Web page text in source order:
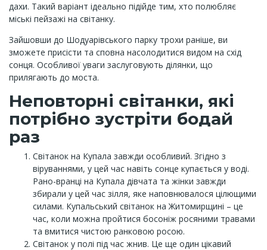
дахи. Такий варіант ідеально підійде тим, хто полюбляє
міські пейзажі на світанку.
Зайшовши до Шодуарівського парку трохи раніше, ви
зможете присісти та сповна насолодитися видом на схід
сонця. Особливої уваги заслуговують ділянки, що
прилягають до моста.
Неповторні світанки, які
потрібно зустріти бодай
раз
Світанок на Купала завжди особливий. Згідно з
віруваннями, у цей час навіть сонце купається у воді.
Рано-вранці на Купала дівчата та жінки завжди
збирали у цей час зілля, яке наповнювалося цілющими
силами. Купальський світанок на Житомирщині – це
час, коли можна пройтися босоніж росяними травами
та вмитися чистою ранковою росою.
Світанок у полі під час жнив. Це ще один цікавий